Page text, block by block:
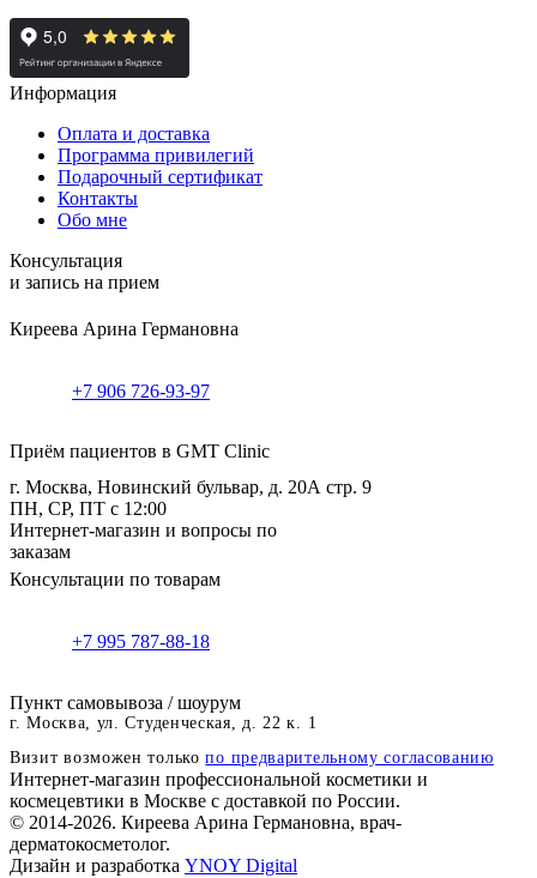
Информация
Оплата и доставка
Программа привилегий
Подарочный сертификат
Контакты
Обо мне
Консультация
и запись на прием
Киреева Арина Германовна
+7 906 726-93-97
Приём пациентов в GMT Clinic
г. Москва, Новинский бульвар, д. 20А стр. 9
ПН, СР, ПТ с 12:00
Интернет-магазин и вопросы по
заказам
Консультации по товарам
+7 995 787-88-18
Пункт самовывоза / шоурум
г. Москва, ул. Студенческая, д. 22 к. 1
Визит возможен толькопо предварительному согласованию
Интернет-магазин профессиональной косметики и
космецевтики в Москве с доставкой по России.
© 2014-2026. Киреева Арина Германовна, врач-
дерматокосметолог.
Дизайн и разработка YNOY Digital